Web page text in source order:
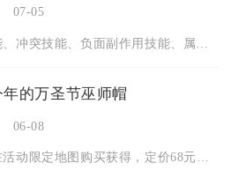
07-05
的万圣节巫师帽
06-08
光遇今年万圣节巫师帽需在活动限定地图购买获得，定价68元，为...